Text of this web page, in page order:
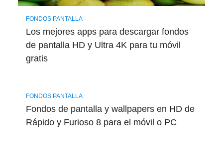
FONDOS PANTALLA
Los mejores apps para descargar fondos
de pantalla HD y Ultra 4K para tu móvil
gratis
FONDOS PANTALLA
Fondos de pantalla y wallpapers en HD de
Rápido y Furioso 8 para el móvil o PC